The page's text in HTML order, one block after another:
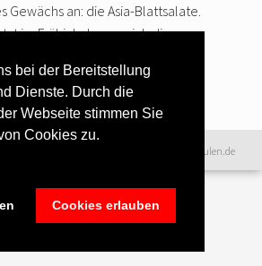
bei der Bereitstellung
Dienste. Durch die
Webseite stimmen Sie
Cookies zu.
Cookies erlauben
Gewächs an: die Asia-Blattsalate.
im Frühjahr lassen sich die
©2016 www.excellence-kochschulen.de